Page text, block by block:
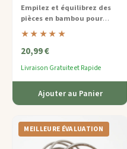
Empilez et équilibrez des
pièces en bambou pour
construire la plus haute
tour — un jeu de puzzle
écologique facile à apprendre
★★★★★
20,99 €
Livraison Gratuite et Rapide
Ajouter au Panier
MEILLEURE ÉVALUATION